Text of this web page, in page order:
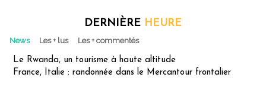
DERNIÈRE HEURE
News Les + lus Les + commentés
Le Rwanda, un tourisme à haute altitude
France, Italie : randonnée dans le Mercantour frontalier